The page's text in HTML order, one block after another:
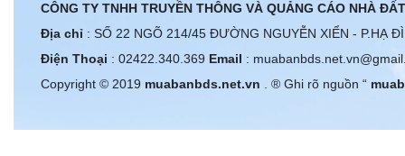
CÔNG TY TNHH TRUYỀN THÔNG VÀ QUẢNG CÁO NHÀ
Địa chỉ : SỐ 22 NGÕ 214/45 ĐƯỜNG NGUYỄN XIỂN - P.HẠ
Điện Thoại : 02422.340.369 Email :
Copyright © 2019 muabanbds.net.vn . ® Ghi rõ nguồn “